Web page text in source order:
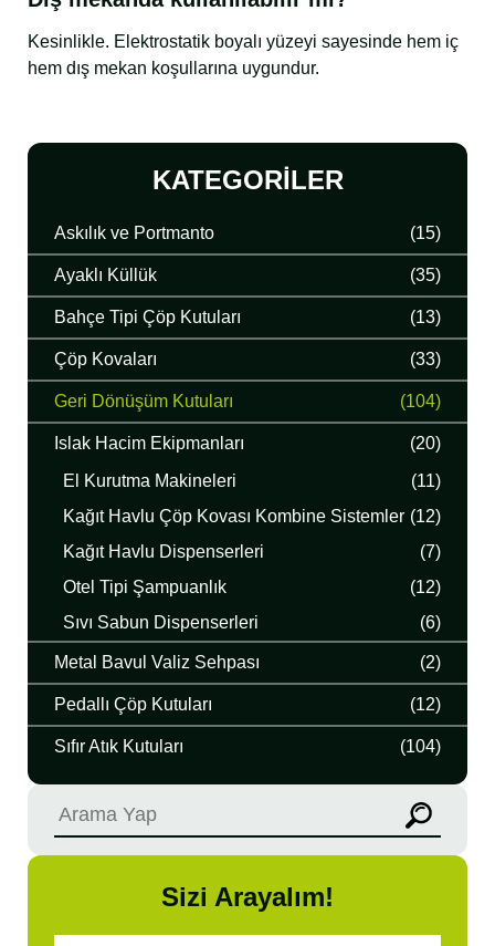
KATEGORILER
Askılık ve Portmanto (15)
Ayaklı Küllük (35)
Bahçe Tipi Çöp Kutuları (13)
Çöp Kovaları (33)
Geri Dönüşüm Kutuları (104)
Islak Hacim Ekipmanları
(20)
El Kurutma Makineleri
(11)
Kağıt Havlu Çöp Kovası Kombine Sistemler (12)
Kağıt Havlu Dispenserleri
(7)
Otel Tipi Şampuanlık
(12)
Sıvı Sabun Dispenserleri
(6)
Metal Bavul Valiz Sehpası (2)
Pedallı Çöp Kutuları (12)
Sıfır Atık Kutuları (104)
Sizi Arayalım!
Kesinlikle. Elektrostatik boyalı yüzeyi sayesinde hem iç
hem dış mekan koşullarına uygundur.